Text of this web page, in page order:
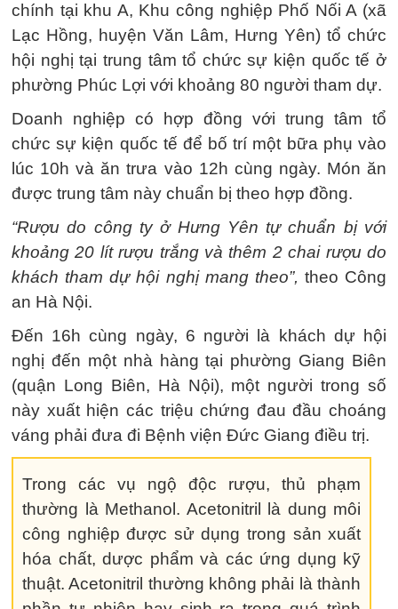
chính tại khu A, Khu công nghiệp Phố Nối A (xã
Lạc Hồng, huyện Văn Lâm, Hưng Yên) tổ chức
hội nghị tại trung tâm tổ chức sự kiện quốc tế ở
phường Phúc Lợi với khoảng 80 người tham dự.
Doanh nghiệp có hợp đồng với trung tâm tổ
chức sự kiện quốc tế để bố trí một bữa phụ vào
lúc 10h và ăn trưa vào 12h cùng ngày. Món ăn
được trung tâm này chuẩn bị theo hợp đồng.
“Rượu do công ty ở Hưng Yên tự chuẩn bị với
khoảng 20 lít rượu trắng và thêm 2 chai rượu do
khách tham dự hội nghị mang theo”, theo Công
an Hà Nội.
Đến 16h cùng ngày, 6 người là khách dự hội
nghị đến một nhà hàng tại phường Giang Biên
(quận Long Biên, Hà Nội), một người trong số
này xuất hiện các triệu chứng đau đầu choáng
váng phải đưa đi Bệnh viện Đức Giang điều trị.
Trong các vụ ngộ độc rượu, thủ phạm
thường là Methanol. Acetonitril là dung môi
công nghiệp được sử dụng trong sản xuất
hóa chất, dược phẩm và các ứng dụng kỹ
thuật. Acetonitril thường không phải là thành